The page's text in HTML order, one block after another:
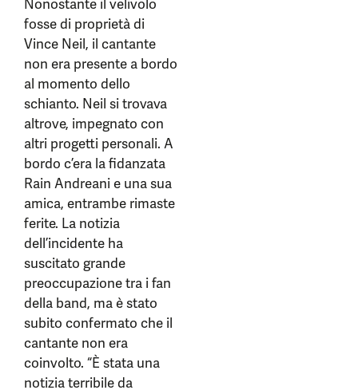
Nonostante il velivolo
fosse di proprietà di
Vince Neil, il cantante
non era presente a bordo
al momento dello
schianto. Neil si trovava
altrove, impegnato con
altri progetti personali. A
bordo c’era la fidanzata
Rain Andreani e una sua
amica, entrambe rimaste
ferite. La notizia
dell’incidente ha
suscitato grande
preoccupazione tra i fan
della band, ma è stato
subito confermato che il
cantante non era
coinvolto. “È stata una
notizia terribile da